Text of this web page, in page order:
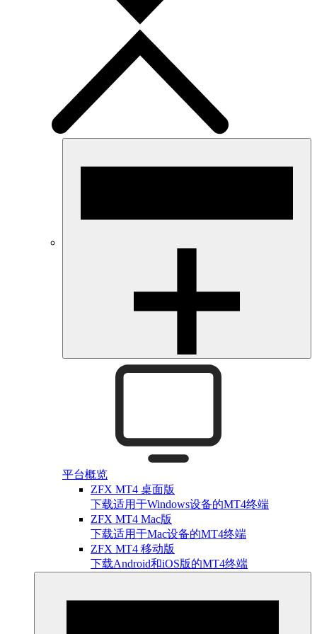
平台概览
ZFX MT4 桌面版
下载适用于Windows设备的MT4终端
ZFX MT4 Mac版
下载适用于Mac设备的MT4终端
ZFX MT4 移动版
下载Android和iOS版的MT4终端